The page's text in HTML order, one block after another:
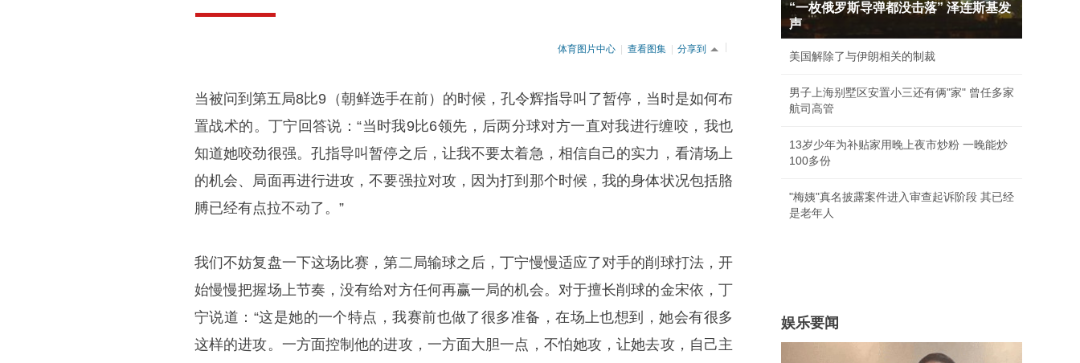
分享到
体育图片中心 查看图集
当被问到第五局8比9（朝鲜选手在前）的时候，孔令辉指导叫了暂停，当时是如何布
置战术的。丁宁回答说：“当时我9比6领先，后两分球对方一直对我进行缠咬，我也
知道她咬劲很强。孔指导叫暂停之后，让我不要太着急，相信自己的实力，看清场上
的机会、局面再进行进攻，不要强拉对攻，因为打到那个时候，我的身体状况包括胳
膊已经有点拉不动了。”
我们不妨复盘一下这场比赛，第二局输球之后，丁宁慢慢适应了对手的削球打法，开
始慢慢把握场上节奏，没有给对方任何再赢一局的机会。对于擅长削球的金宋依，丁
宁说道：“这是她的一个特点，我赛前也做了很多准备，在场上也想到，她会有很多
这样的进攻。一方面控制他的进攻，一方面大胆一点，不怕她攻，让她去攻，自己主
“一枚俄罗斯导弹都没击落” 泽连斯基发
声
美国解除了与伊朗相关的制裁
男子上海别墅区安置小三还有俩"家" 曾任多家
航司高管
13岁少年为补贴家用晚上夜市炒粉 一晚能炒
100多份
"梅姨"真名披露案件进入审查起诉阶段 其已经
是老年人
娱乐要闻